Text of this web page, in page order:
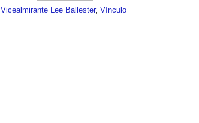
Vicealmirante Lee Ballester, Vínculo